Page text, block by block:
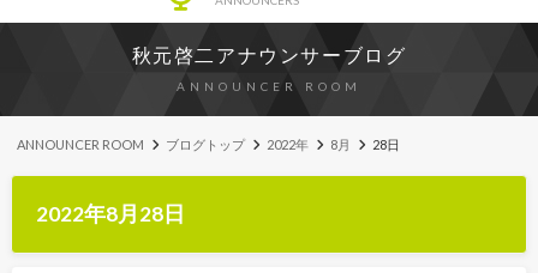
秋元啓二アナウンサーブログ
ANNOUNCER ROOM
ANNOUNCER ROOM ブログトップ 2022年 8月 28日
2022年8月28日